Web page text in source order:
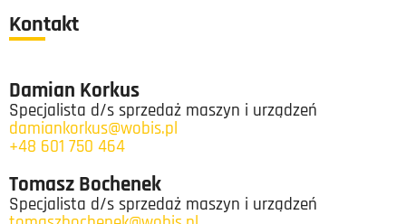
Kontakt
Damian Korkus
Specjalista d/s sprzedaż maszyn i urządzeń
damiankorkus@wobis.pl
+48 601 750 464
Tomasz Bochenek
Specjalista d/s sprzedaż maszyn i urządzeń